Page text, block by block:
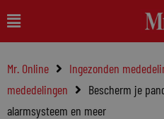
naar
inhoud
Main
Menu
Mr. Online Ingezonden
mededelingen
Bescherm je
alarmsysteem en meer